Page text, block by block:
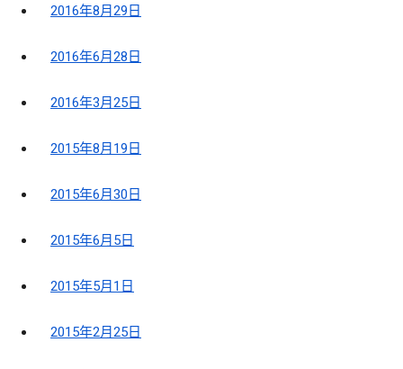
2016年8月29日
2016年6月28日
2016年3月25日
2015年8月19日
2015年6月30日
2015年6月5日
2015年5月1日
2015年2月25日